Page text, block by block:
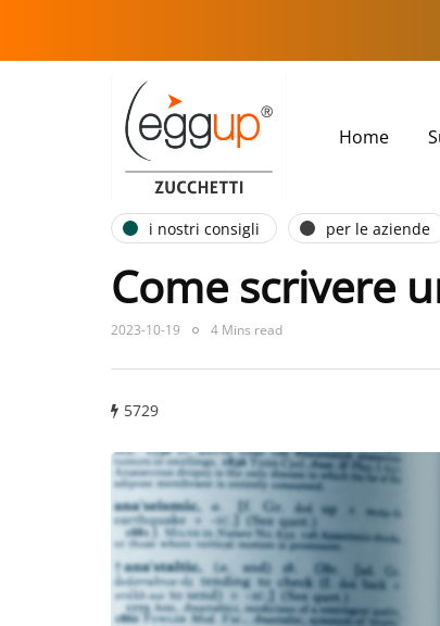
Home
i nostri consigli per le aziende
Come scrivere
2023-10-19 4 Mins read
5729